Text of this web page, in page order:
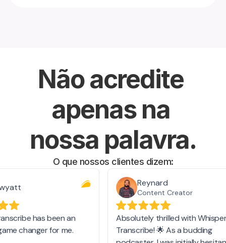
Postagens de Blog
Obtenha posts de blog otimizados para SEO a
partir do seu áudio no seu próprio estilo.
Não acredite
apenas na
nossa palavra.
O que nossos clientes dizem: